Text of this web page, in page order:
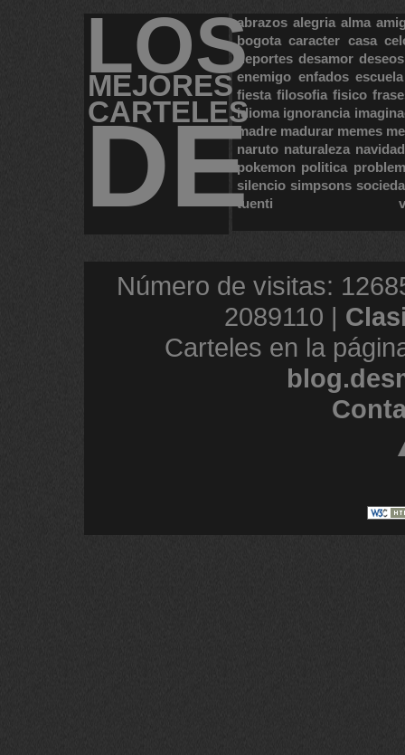
LOS
MEJORES
CARTELES
DE
abrazos alegria alma
bogota caracter casa
deportes desamor deseos
enemigo enfados escuela
fiesta filosofia fisico
idioma ignorancia
madre madurar memes
naruto naturaleza navidad
pokemon politica
silencio simpsons
tuenti
Número de visitas:
2089110 |
Carteles en la